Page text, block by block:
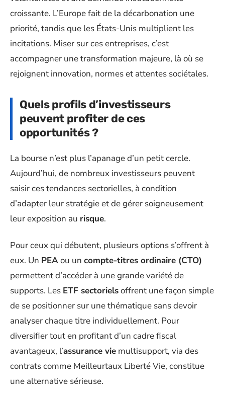
croissante. L’Europe fait de la décarbonation une
priorité, tandis que les États-Unis multiplient les
incitations. Miser sur ces entreprises, c’est
accompagner une transformation majeure, là où se
rejoignent innovation, normes et attentes sociétales.
Quels profils d’investisseurs
peuvent profiter de ces
opportunités ?
La bourse n’est plus l’apanage d’un petit cercle.
Aujourd’hui, de nombreux investisseurs peuvent
saisir ces tendances sectorielles, à condition
d’adapter leur stratégie et de gérer soigneusement
leur exposition au risque.
Pour ceux qui débutent, plusieurs options s’offrent à
eux. Un PEAou un compte-titres ordinaire (CTO)
permettent d’accéder à une grande variété de
supports. Les ETF sectorielsoffrent une façon simple
de se positionner sur une thématique sans devoir
analyser chaque titre individuellement. Pour
diversifier tout en profitant d’un cadre fiscal
avantageux, l’assurance vie multisupport, via des
contrats comme Meilleurtaux Liberté Vie, constitue
une alternative sérieuse.